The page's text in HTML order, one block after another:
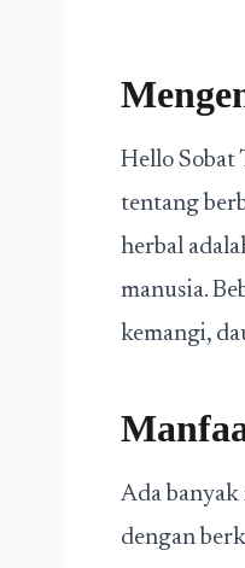
Hello Sobat
tentang
herbal
manusia.
kemangi,
Ada banyak
dengan